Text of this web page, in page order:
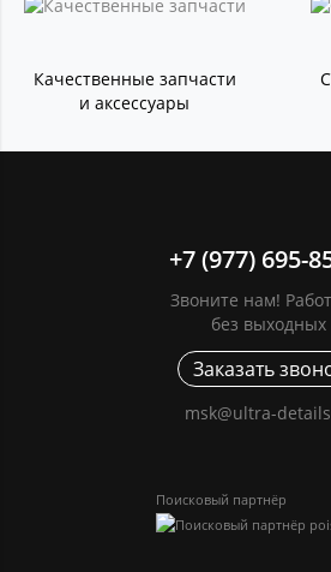
Качественные запчасти
и аксессуары
+7 (977) 695-
Звоните нам!
без выходных
Заказать
msk@ultra-
Поисковый партнёр